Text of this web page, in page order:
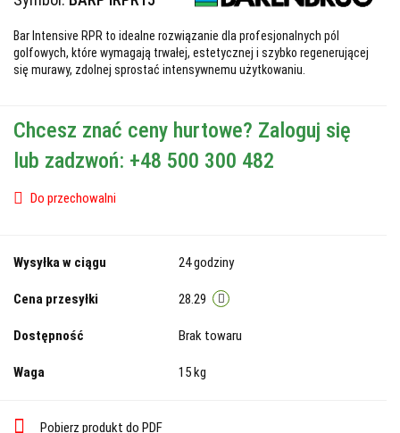
Bar Intensive RPR to idealne rozwiązanie dla profesjonalnych pól
golfowych, które wymagają trwałej, estetycznej i szybko regenerującej
się murawy, zdolnej sprostać intensywnemu użytkowaniu.
Chcesz znać ceny hurtowe? Zaloguj się
lub zadzwoń: +48 500 300 482
Do przechowalni
Wysyłka w ciągu 24 godziny
Cena przesyłki 28.29
Dostępność Brak towaru
Waga 15 kg
Pobierz produkt do PDF